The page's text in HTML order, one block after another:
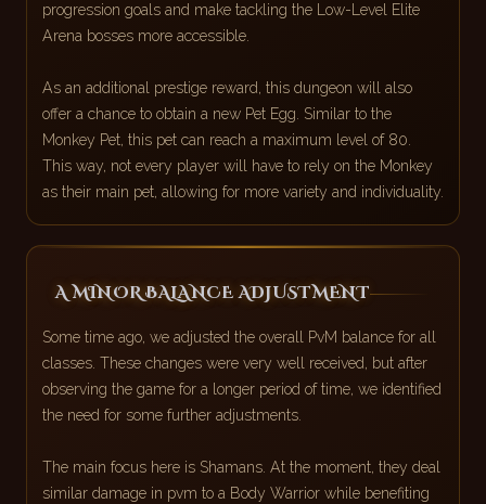
progression goals and make tackling the Low-Level Elite
Arena bosses more accessible.
As an additional prestige reward, this dungeon will also
offer a chance to obtain a new Pet Egg. Similar to the
Monkey Pet, this pet can reach a maximum level of 80.
This way, not every player will have to rely on the Monkey
as their main pet, allowing for more variety and individuality.
A MINOR BALANCE ADJUSTMENT
Some time ago, we adjusted the overall PvM balance for all
classes. These changes were very well received, but after
observing the game for a longer period of time, we identified
the need for some further adjustments.
The main focus here is Shamans. At the moment, they deal
similar damage in pvm to a Body Warrior while benefiting